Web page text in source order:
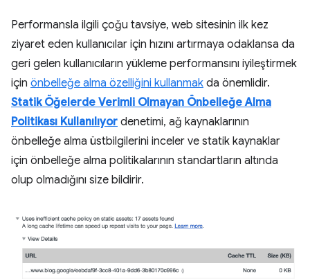
Performansla ilgili çoğu tavsiye, web sitesinin ilk kez
ziyaret eden kullanıcılar için hızını artırmaya odaklansa da
geri gelen kullanıcıların yükleme performansını iyileştirmek
için önbelleğe alma özelliğini kullanmak da önemlidir.
Statik Öğelerde Verimli Olmayan Önbelleğe Alma
Politikası Kullanılıyor denetimi, ağ kaynaklarının
önbelleğe alma üstbilgilerini inceler ve statik kaynaklar
için önbelleğe alma politikalarının standartların altında
olup olmadığını size bildirir.